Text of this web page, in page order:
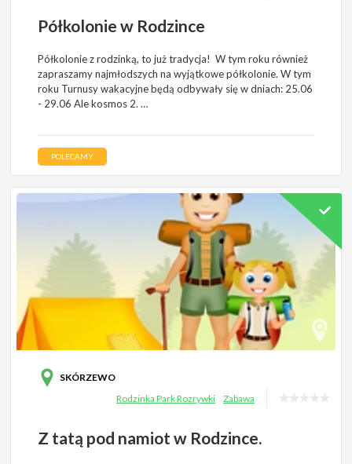
Półkolonie w Rodzince
Półkolonie z rodzinką, to już tradycja! W tym roku również
zapraszamy najmłodszych na wyjątkowe półkolonie. W tym
roku Turnusy wakacyjne będą odbywały się w dniach: 25.06
- 29.06 Ale kosmos 2. …
POLECAMY
SKÓRZEWO
Rodzinka Park Rozrywki
Zabawa
Z tatą pod namiot w Rodzince.